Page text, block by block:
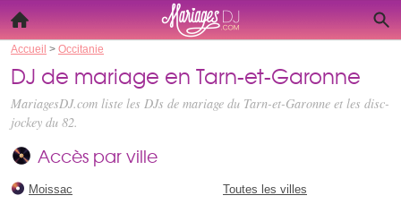
Accueil > Occitanie
DJ de mariage en Tarn-et-Garonne
MariagesDJ.com liste les DJs de mariage du Tarn-et-Garonne et les disc-
jockey du 82.
Accès par ville
Moissac
Toutes les villes